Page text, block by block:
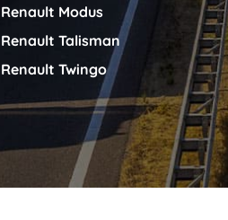
Renault Modus
Renault Talisman
Renault Twingo